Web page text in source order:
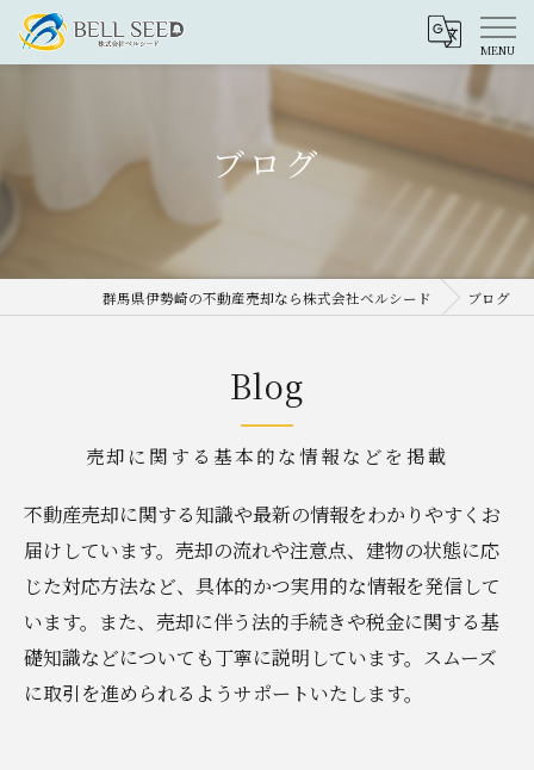
ブログ
群馬県伊勢崎の不動産売却なら株式会社ベルシード ブログ
Blog
売却に関する基本的な情報などを掲載
不動産売却に関する知識や最新の情報をわかりやすくお
届けしています。売却の流れや注意点、建物の状態に応
じた対応方法など、具体的かつ実用的な情報を発信して
います。また、売却に伴う法的手続きや税金に関する基
礎知識などについても丁寧に説明しています。スムーズ
に取引を進められるようサポートいたします。